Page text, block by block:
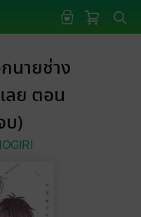
นายช่าง
ลย ตอน
บ)